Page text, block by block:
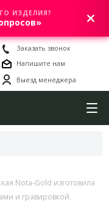
0
Заказать звонок
Напишите нам
Выезд менеджера
Nota-Gold изготовила
и гравировкой.
ИЗДЕЛИЯ?